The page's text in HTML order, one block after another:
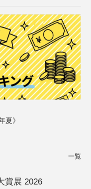
夏》
一覧
賞展 2026